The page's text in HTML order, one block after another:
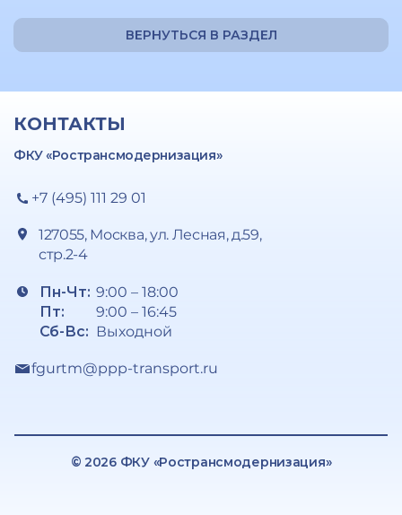
ВЕРНУТЬСЯ В РАЗДЕЛ
КОНТАКТЫ
ФКУ «Ространсмодернизация»
+7 (495) 111 29 01
127055, Москва, ул. Лесная, д.59,
стр.2-4
Пн-Чт:
Пт:
Сб-Вс:
9:00 – 18:00
9:00 – 16:45
Выходной
fgurtm@ppp-transport.ru
© 2026 ФКУ «Ространсмодернизация»